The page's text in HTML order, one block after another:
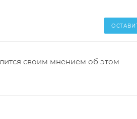
своим мнением об этом